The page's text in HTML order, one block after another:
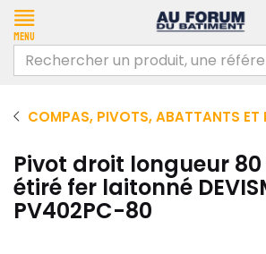
Menu
COMPAS, PIVOTS, ABATTANTS ET
Pivot droit longueur
étiré fer laitonné
PV402PC-80